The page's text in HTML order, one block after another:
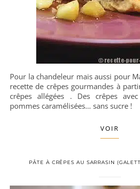
Pour la chandeleur mais aussi pour Mardi Gras ! Une autre
recette de crêpes gourmandes à
crêpes allégées . Des crêpes
pommes caramélisées… sans sucre !
VOIR
PÂTE À CRÊPES AU SARRASIN